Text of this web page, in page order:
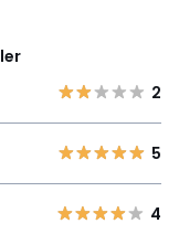
2
5
4